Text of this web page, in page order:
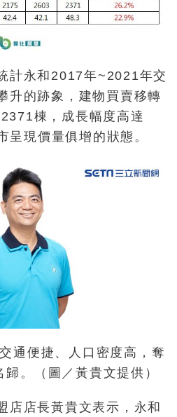
計永和2017年~2021年交
升的跡象，建物買賣移轉
棟，成長幅度高達
呈現價量俱增的狀態。
通便捷、人口密度高，奪
。（圖／黃貴文提供）
店店長黃貴文表示，永和